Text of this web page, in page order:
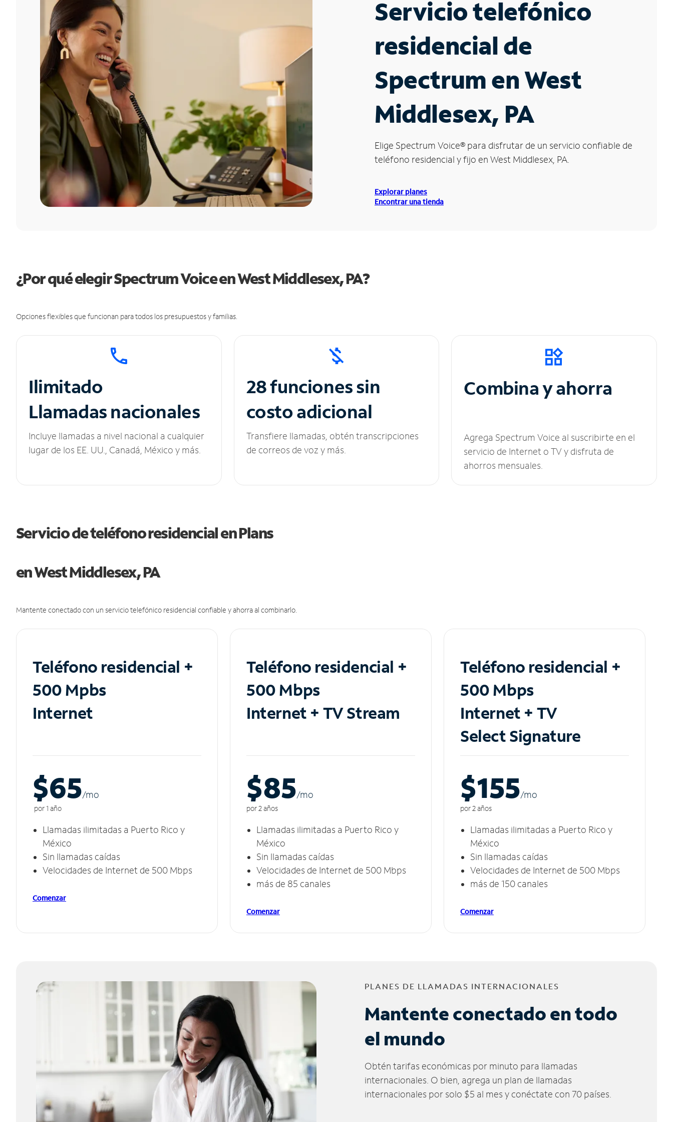
Servicio telefónico
residencial de
Spectrum en West
Middlesex, PA
Elige Spectrum Voice® para disfrutar de un servicio confiable de
teléfono residencial y fijo en West Middlesex, PA.
Explorar planes
Encontrar una tienda
¿Por qué elegir Spectrum Voice en West Middlesex, PA?
Opciones flexibles que funcionan para todos los presupuestos y familias.
Ilimitado
Llamadas nacionales
Incluye llamadas a nivel nacional a cualquier
lugar de los EE. UU., Canadá, México y más.
28 funciones sin
costo adicional
Transfiere llamadas, obtén transcripciones
de correos de voz y más.
Combina y ahorra
Agrega Spectrum Voice al suscribirte en el
servicio de Internet o TV y disfruta de
ahorros mensuales.
Servicio de teléfono residencial en Plans
en West Middlesex, PA
Mantente conectado con un servicio telefónico residencial confiable y ahorra al combinarlo.
Teléfono residencial +
500 Mpbs
Internet
$65/mo
por 1 año
Llamadas ilimitadas a Puerto Rico y
México
Sin llamadas caídas
Velocidades de Internet de 500 Mbps
Comenzar
Teléfono residencial +
500 Mbps
Internet + TV Stream
$85/mo
por 2 años
Llamadas ilimitadas a Puerto Rico y
México
Sin llamadas caídas
Velocidades de Internet de 500 Mbps
más de 85 canales
Comenzar
Teléfono residencial +
500 Mbps
Internet + TV
Select Signature
$155/mo
por 2 años
Llamadas ilimitadas a Puerto Rico y
México
Sin llamadas caídas
Velocidades de Internet de 500 Mbps
más de 150 canales
Comenzar
PLANES DE LLAMADAS INTERNACIONALES
Mantente conectado en todo
el mundo
Obtén tarifas económicas por minuto para llamadas
internacionales. O bien, agrega un plan de llamadas
internacionales por solo $5 al mes y conéctate con 70 países.